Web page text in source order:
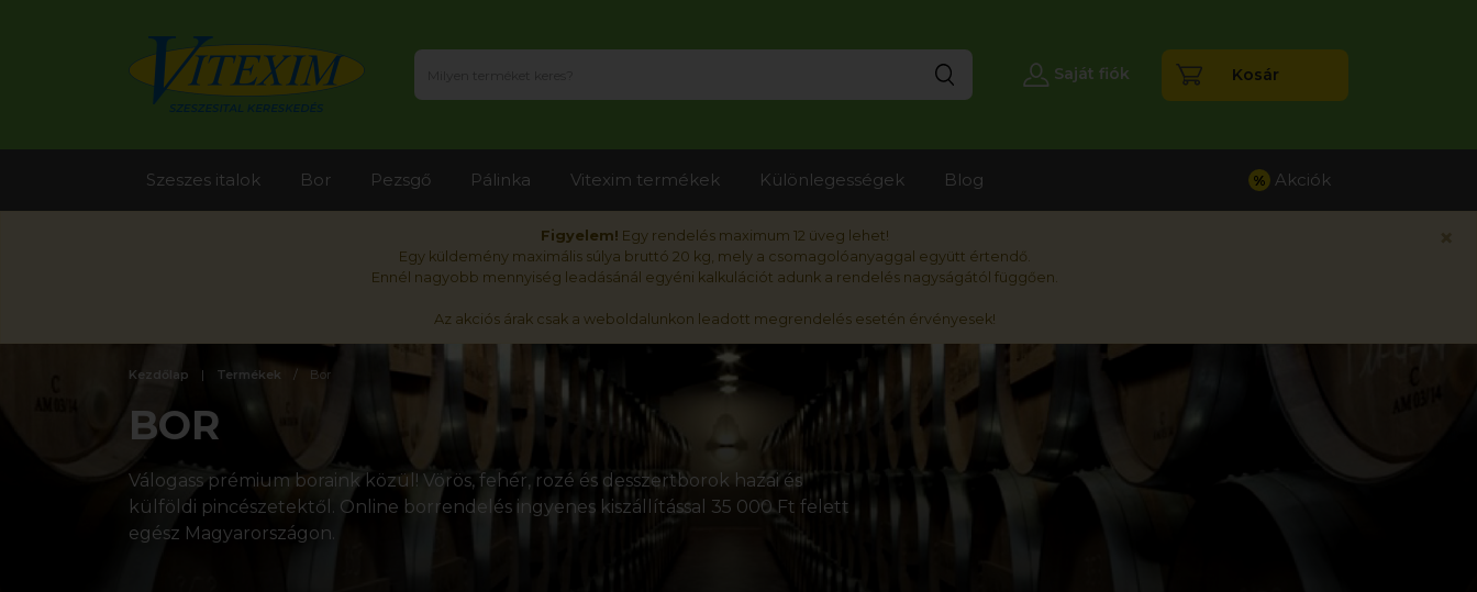
Figyelem! Egy rendelés maximum 12 üveg lehet!
Egy küldemény maximális súlya bruttó 20 kg, mely a csomagolóanyaggal együtt értendő.
Ennél nagyobb mennyiség leadásánál egyéni kalkulációt adunk a rendelés nagyságától függően.
Az akciós árak csak a weboldalunkon leadott megrendelés esetén érvényesek!
Saját fiók Kosár
Szeszes italok Bor Pezsgő Pálinka Vitexim termékek Különlegességek Blog % Akciók
Kezdőlap Termékek Bor
BOR
Válogass prémium boraink közül! Vörös, fehér, rozé és desszertborok hazai és
külföldi pincészetektől. Online borrendelés ingyenes kiszállítással 35 000 Ft felett
egész Magyarországon.